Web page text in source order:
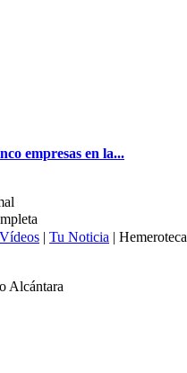
empresas en la...
Vídeos | Tu Noticia | Hemeroteca
Alcántara